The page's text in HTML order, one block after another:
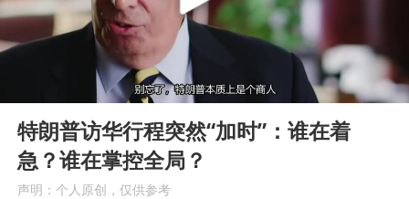
四川宜宾市高县4.9级地震致1人死亡
Play
05:07
特朗普访华行程突然“加时”：谁在着
急？谁在掌控全局？
声明：个人原创，仅供参考